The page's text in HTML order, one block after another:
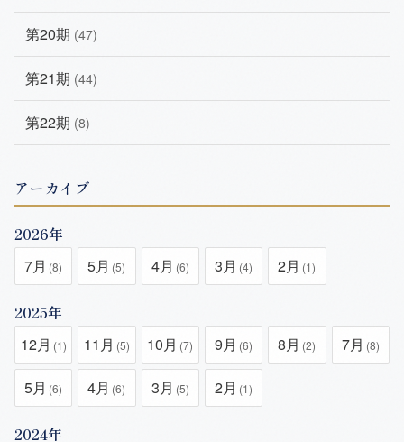
第20期 (47)
第21期 (44)
第22期 (8)
アーカイブ
2026年
7月 (8) 5月 (5) 4月 (6) 3月 (4) 2月 (1)
2025年
12月 (1) 11月 (5) 10月 (7) 9月 (6) 8月 (2) 7月 (8)
5月 (6) 4月 (6) 3月 (5) 2月 (1)
2024年